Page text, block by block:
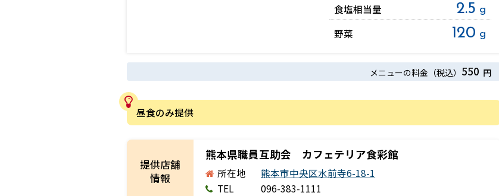
食塩相当量 2.5 g
野菜 120 g
メニューの料金（税込） 550 円
昼食のみ提供
提供店舗
情報
熊本県職員互助会 カフェテリア食彩館
所在地
熊本市中央区水前寺6-18-1
TEL
096-383-1111